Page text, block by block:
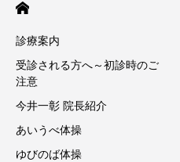
診療案内
受診される方へ～初診時のご
注意
今井一彰 院長紹介
あいうべ体操
ゆびのば体操